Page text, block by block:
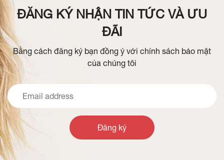
ĐĂNG KÝ NHẬN TIN TỨC VÀ ƯU
ĐÃI
Bằng cách đăng ký bạn đồng ý với chính sách bảo mật
của chúng tôi
Đăng ký